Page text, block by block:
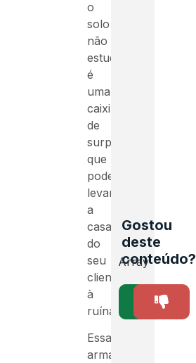
o
solo
não
estudado
é
uma
caixinha
de
surpresas
que
pode
levar
a
casa
do
seu
cliente
à
ruína.
Essa
armadilha
Gostou
deste
conteúdo?
Array